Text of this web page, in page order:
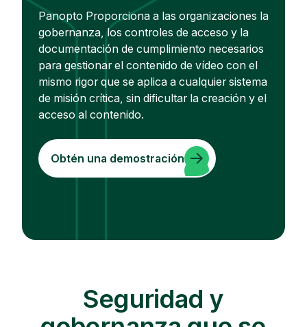
Panopto Proporciona a las organizaciones la
gobernanza, los controles de acceso y la
documentación de cumplimiento necesarios
para gestionar el contenido de vídeo con el
mismo rigor que se aplica a cualquier sistema
de misión crítica, sin dificultar la creación y el
acceso al contenido.
Obtén una demostración
Seguridad y